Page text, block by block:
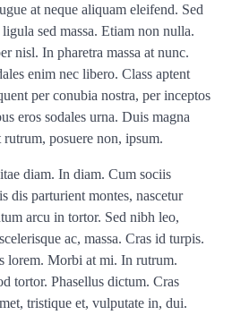
at neque aliquam eleifend. Sed
sed massa. Etiam non nulla.
nisl. In pharetra massa at nunc.
enim nec libero. Class aptent
per conubia nostra, per inceptos
eros sodales urna. Duis magna
posuere non, ipsum.
diam. In diam. Cum sociis
dis parturient montes, nascetur
arcu in tortor. Sed nibh leo,
ac, massa. Cras id turpis.
lorem. Morbi at mi. In rutrum.
tortor. Phasellus dictum. Cras
tristique et, vulputate in, dui.